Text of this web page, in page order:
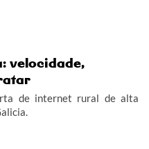
velocidade,
de internet rural de alta